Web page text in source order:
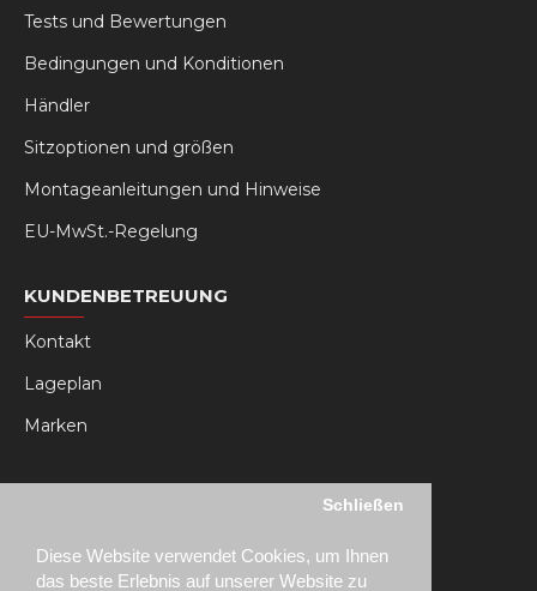
Diese Website verwendet Cookies, um Ihnen
das beste Erlebnis auf unserer Website zu
Schließen
Tests und Bewertungen
Bedingungen und Konditionen
Händler
Sitzoptionen und größen
Montageanleitungen und Hinweise
EU-MwSt.-Regelung
KUNDENBETREUUNG
Kontakt
Lageplan
Marken
MY RSEAT
Bestellhistorie